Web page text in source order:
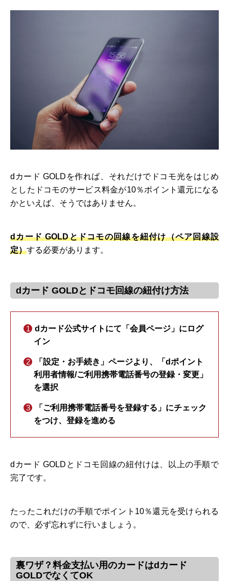
dカード GOLDを作れば、それだけでドコモ光をはじめ
としたドコモのサービス料金が10％ポイント還元になる
かといえば、そうではありません。
dカード GOLDとドコモの回線を紐付け（ペア回線設
定）する必要があります。
dカード GOLDとドコモ回線の紐付け方法
dカード公式サイトにて「会員ページ」にログ
イン
「設定・お手続き」ページより、「dポイント
利用者情報/ご利用携帯電話番号の登録・変更」
を選択
「ご利用携帯電話番号を登録する」にチェック
をつけ、登録を進める
dカード GOLDとドコモ回線の紐付けは、以上の手順で
完了です。
たったこれだけの手順でポイント10％還元を受けられる
ので、必ず忘れずに行いましょう。
裏ワザ？料金支払い用のカードはdカード
GOLDでなくてOK